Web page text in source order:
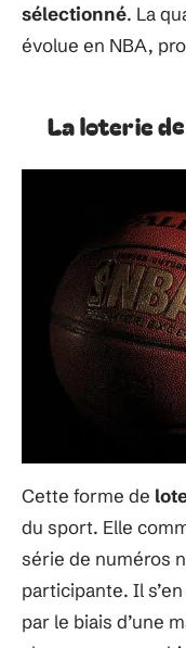
sélectionné. La
évolue en NBA,
La loterie
Cette forme de
du sport. Elle
série de numéros
participante. Il
par le biais d’une